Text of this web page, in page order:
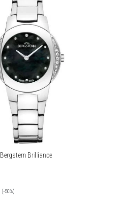
Bergstern Brilliance
(-50%)